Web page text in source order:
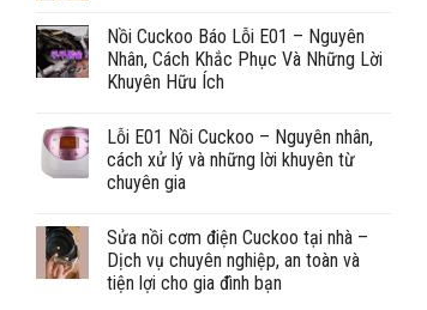
Nồi Cuckoo Báo Lỗi E01 – Nguyên
Nhân, Cách Khắc Phục Và Những Lời
Khuyên Hữu Ích
Lỗi E01 Nồi Cuckoo – Nguyên nhân,
cách xử lý và những lời khuyên từ
chuyên gia
Sửa nồi cơm điện Cuckoo tại nhà –
Dịch vụ chuyên nghiệp, an toàn và
tiện lợi cho gia đình bạn